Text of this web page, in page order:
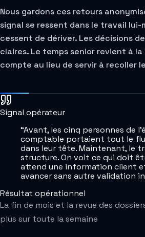
Nous gardons ces retours
signal se ressent dans le travail lui-
cessent de dériver. Les décisions
claires. Le temps senior revient à
compte au lieu de servir à recoller
Signal opérateur
“Avant, les cinq personnes de
comptable portaient tout le
dans leur tête. Maintenant, le
structure. On voit ce qui doit
attend une information client
avancer sans autre validation
Résultat opérationnel
La fin de mois et la revue des
plus sur toute la semaine